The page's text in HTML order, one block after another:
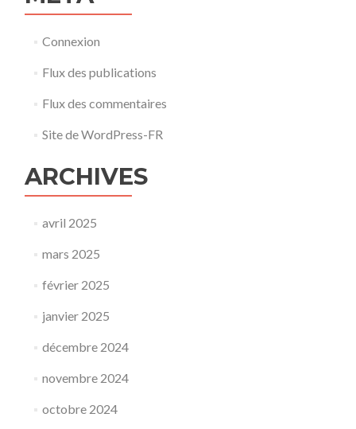
Connexion
Flux des publications
Flux des commentaires
Site de WordPress-FR
ARCHIVES
avril 2025
mars 2025
février 2025
janvier 2025
décembre 2024
novembre 2024
octobre 2024